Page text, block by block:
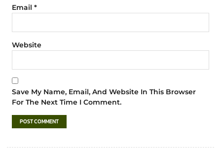
Email *
Website
Save My Name, Email, And Website In This Browser
For The Next Time I Comment.